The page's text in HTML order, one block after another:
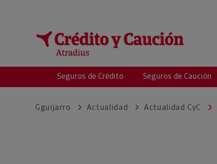
Seguros de Crédito Seguros de Caución
Gguijarro Actualidad Actualidad CyC